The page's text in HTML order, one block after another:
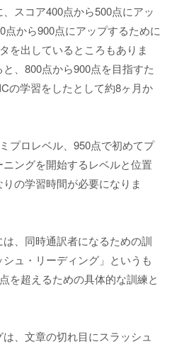
スコア400点から500点にアッ
点から900点にアップするために
を出しているところもありま
、800点から900点を目指すた
の学習をしたとして約8ヶ月か
プロレベル、950点で初めてプ
ングを開始するレベルと位置
の学習時間が必要になりま
、同時通訳者になるための訓
ュ・リーディング」というも
を超えるための具体的な訓練と
、文章の切れ目にスラッシュ